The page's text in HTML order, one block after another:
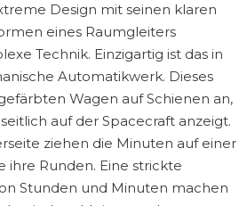
Design mit seinen klaren
eines Raumgleiters
Technik. Einzigartig ist das in
Automatikwerk. Dieses
Wagen auf Schienen an,
auf der Spacecraft anzeigt.
ziehen die Minuten auf einer
ihre Runden. Eine strickte
Stunden und Minuten machen